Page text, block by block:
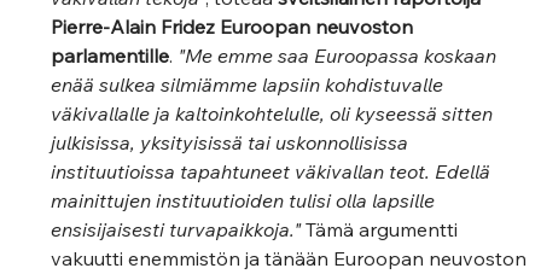
Pierre-Alain Fridez Euroopan neuvoston
parlamentille. "Me emme saa Euroopassa koskaan
enää sulkea silmiämme lapsiin kohdistuvalle
väkivallalle ja kaltoinkohtelulle, oli kyseessä sitten
julkisissa, yksityisissä tai uskonnollisissa
instituutioissa tapahtuneet väkivallan teot. Edellä
mainittujen instituutioiden tulisi olla lapsille
ensisijaisesti turvapaikkoja." Tämä argumentti
vakuutti enemmistön ja tänään Euroopan neuvoston